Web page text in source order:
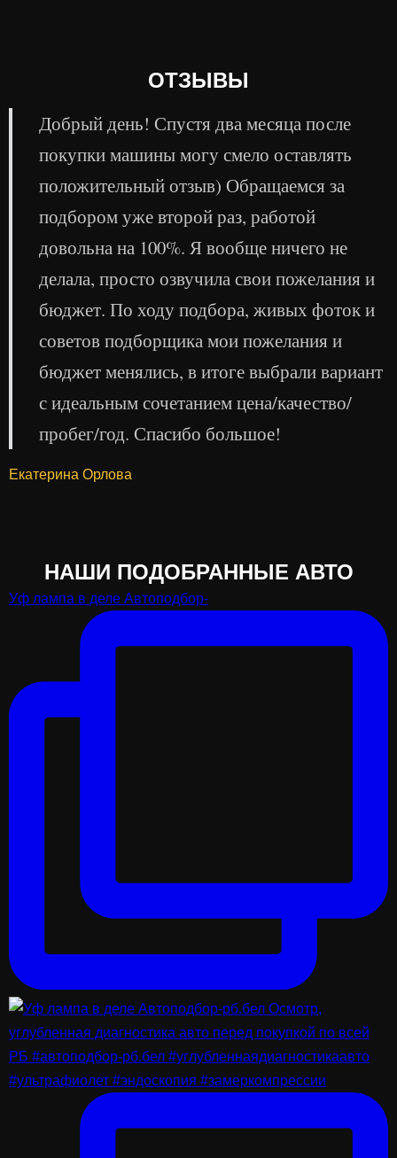
ОТЗЫВЫ
Добрый день! Спустя два месяца после
покупки машины могу смело оставлять
положительный отзыв) Обращаемся за
подбором уже второй раз, работой
довольна на 100%. Я вообще ничего не
делала, просто озвучила свои пожелания и
бюджет. По ходу подбора, живых фоток и
советов подборщика мои пожелания и
бюджет менялись, в итоге выбрали вариант
с идеальным сочетанием цена/качество/
пробег/год. Спасибо большое!
Екатерина Орлова
НАШИ ПОДОБРАННЫЕ АВТО
Уф лампа в деле Автоподбор-